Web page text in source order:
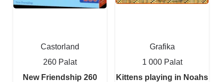
Castorland
260 Palat
New Friendship 260
Grafika
1 000 Palat
Kittens playing in Noahs